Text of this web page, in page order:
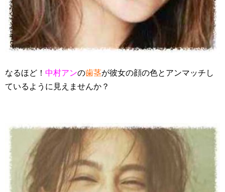
なるほど！ 中村アンの歯茎が彼女の顔の色とアンマッチし
ているように見えませんか？